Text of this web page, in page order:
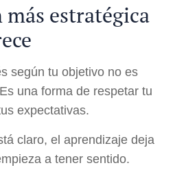
estratégica
según tu objetivo no es
una forma de respetar tu
expectativas.
claro, el aprendizaje deja
a tener sentido.